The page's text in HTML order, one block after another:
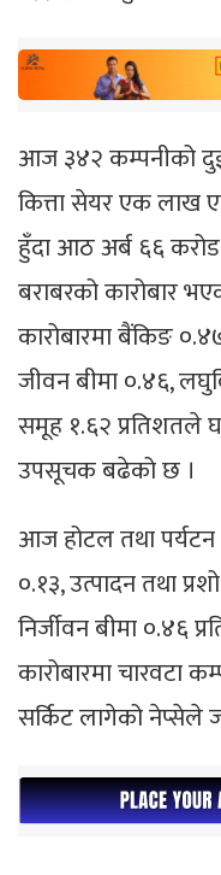
आज ३४२ कम्पनीको
कित्ता सेयर एक लाख
हुँदा आठ अर्ब ६६
बराबरको कारोबार
कारोबारमा बैंकिङ
जीवन बीमा ०.४६,
समूह १.६२
उपसूचक बढेको छ ।
आज होटल तथा पर्यटन
०.१३, उत्पादन तथा
निर्जीवन बीमा ०.४६
कारोबारमा चारवटा
सर्किट लागेको नेप्सेले